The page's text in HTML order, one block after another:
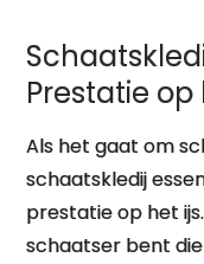
Prestatie op
Als het gaat om
schaatskledij
prestatie op het
schaatser bent